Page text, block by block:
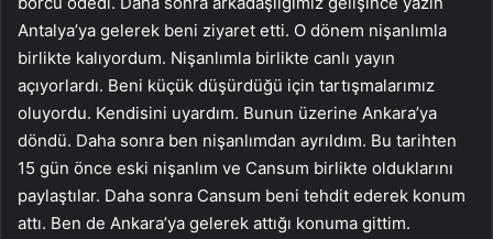
Antalya’ya gelerek beni ziyaret etti. O dönem nişanlımla
birlikte kalıyordum. Nişanlımla birlikte canlı yayın
açıyorlardı. Beni küçük düşürdüğü için tartışmalarımız
oluyordu. Kendisini uyardım. Bunun üzerine Ankara’ya
döndü. Daha sonra ben nişanlımdan ayrıldım. Bu tarihten
15 gün önce eski nişanlım ve Cansum birlikte olduklarını
paylaştılar. Daha sonra Cansum beni tehdit ederek konum
attı. Ben de Ankara’ya gelerek attığı konuma gittim.